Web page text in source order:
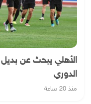
الأهلي يبحث عن
الدوري
منذ 20 ساعة